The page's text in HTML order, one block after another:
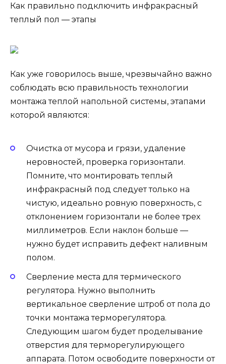
Как правильно подключить инфракрасный
теплый пол — этапы
Как уже говорилось выше, чрезвычайно важно
соблюдать всю правильность технологии
монтажа теплой напольной системы, этапами
которой являются:
Очистка от мусора и грязи, удаление
неровностей, проверка горизонтали.
Помните, что монтировать теплый
инфракрасный под следует только на
чистую, идеально ровную поверхность, с
отклонением горизонтали не более трех
миллиметров. Если наклон больше —
нужно будет исправить дефект наливным
полом.
Сверление места для термического
регулятора. Нужно выполнить
вертикальное сверление штроб от пола до
точки монтажа терморегулятора.
Следующим шагом будет проделывание
отверстия для терморегулирующего
аппарата. Потом освободите поверхности от